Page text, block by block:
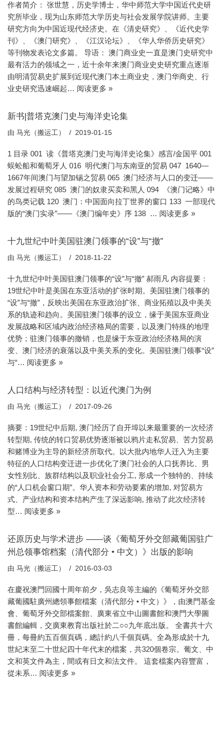
作者简介： 张世慧，历史学博士，华中师范大学中国近代史研
究所毕业，现为山东师范大学历史与社会发展学院讲师。主要
研究方向为中国近现代经济史。在《清史研究》、《近代史学
刊》、《澳门研究》、《江汉论坛》、《华人华侨历史研究》
等刊物发表论文多篇。 导语： 澳门商业史一直是澳门史研究中
最有活力的领域之一，近十余年来澳门商业史史研究重点逐渐
由明清贸易史扩展到近现代澳门本土商业史，澳门华商史、行
业史研究迅速崛起… 阅读更多 »
新书|普塔克澳门史与海洋史论集
由 马光（搬运工） 2019-01-15
1 目录 001 读《普塔克澳门史与海洋史论集》感言/金国平 001
蜈蚣船和葡萄牙人 016 明代澳门与东南亚的贸易 047 1640—
1667年间澳门与望加锡之贸易 065 澳门经济与人口的变迁——
发展过程研究 085 澳门的奴隶买卖和黑人 094 《澳门记略》中
的鸟类记载 120 澳门：中国面向拉丁世界的窗口 133 一部现代
版的“澳门实录”——《澳门编年史》序 138 … 阅读更多 »
十九世纪中叶美国驻澳门领事的“设”与“撤”
由 马光（搬运工） 2018-11-22
十九世纪中叶美国驻澳门领事的“设”与“撤” 郝雨凡 内容提要：
19世纪中叶是美国在东亚活动的扩张时期。美国驻澳门领事的
“设”与“撤”，反映出美国在东亚政治扩张、商业拓殖以及中美关
系的轨迹和趋向。美国驻澳门领事的设立，缘于美国东亚商业
发展战略和区域内政治经济格局的需要，以及澳门特殊的地理
优势；驻澳门领事的撤销，也是缘于东亚政治经济格局的演
变、澳门经济的衰落以及中美关系的变化。美国驻澳门领事“设”
与“… 阅读更多 »
人口结构与经济转型：以近代澳门为例
由 马光（搬运工） 2017-09-26
摘要：19世纪中后期, 澳门经历了自开埠以来最重要的一次经济
转型期, 传统的转口贸易优势逐渐被以鸦片走私贸易、苦力贸易
和赌博业为主导的新经济所取代。以大批内地华人迁入为主要
特征的人口结构变迁进一步优化了澳门社会的人口抚养比、男
女性别比、族群结构以及职业社会分工, 形成一个独特的、持续
的“人口机会窗口期”。华人资本和劳动要素的增加, 对贸易方
式、产业结构和资本结构产生了深远影响, 推动了此次经济转
型… 阅读更多 »
还原历史与学术进步 ——谈《葡萄牙外交部藏葡国驻广
州总领事馆档案（清代部分 • 中文）》出版的影响
由 马光（搬运工） 2016-03-03
在慶祝澳門回國十周年前夕，吳志良等主編的《葡萄牙外交部
藏葡國駐廣州總領事館檔案（清代部分 • 中文）》，由澳門基金
會、葡萄牙外交部檔案館、廣東省立中山圖書館和澳門大學圖
書館編輯，交廣東教育出版社於二○○九年底出版。 全書共十六
冊，每冊約五百個頁碼，總計約八千個頁碼。全為形成於十九
世紀末至二十世紀四十年代末的檔案，共320個卷宗。葡文、中
文和英文件為主，間或有日文和法文件。 這套檔案內容豐富，
從未系… 阅读更多 »